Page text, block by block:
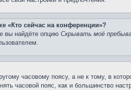
«Кто сейчас на конференции»?
вы найдёте опцию Скрывать моё
часовому поясу, а не к тому, в
часовой пояс, как и большинство